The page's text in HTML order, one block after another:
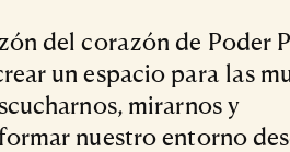
del corazón de Poder
un espacio para las
mirarnos y
nuestro entorno